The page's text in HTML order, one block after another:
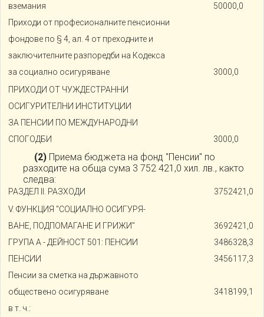
вземания
50000,0
Приходи от професионалните пенсионни
фондове по § 4, ал. 4 от преходните и
заключителните разпоредби на Кодекса
за социално осигуряване
3000,0
ПРИХОДИ ОТ ЧУЖДЕСТРАННИ
ОСИГУРИТЕЛНИ ИНСТИТУЦИИ
ЗА ПЕНСИИ ПО МЕЖДУНАРОДНИ
СПОГОДБИ
3000,0
(2) Приема бюджета на фонд "Пенсии" по
разходите на обща сума 3 752 421,0 хил. лв., както
следва:
РАЗДЕЛ II. РАЗХОДИ
3752421,0
V. ФУНКЦИЯ "СОЦИАЛНО ОСИГУРЯ-
ВАНЕ, ПОДПОМАГАНЕ И ГРИЖИ"
3692421,0
ГРУПА A - ДЕЙНОСТ 501: ПЕНСИИ
3486328,3
ПЕНСИИ
3456117,3
Пенсии за сметка на държавното
обществено осигуряване
3418199,1
в т. ч.: